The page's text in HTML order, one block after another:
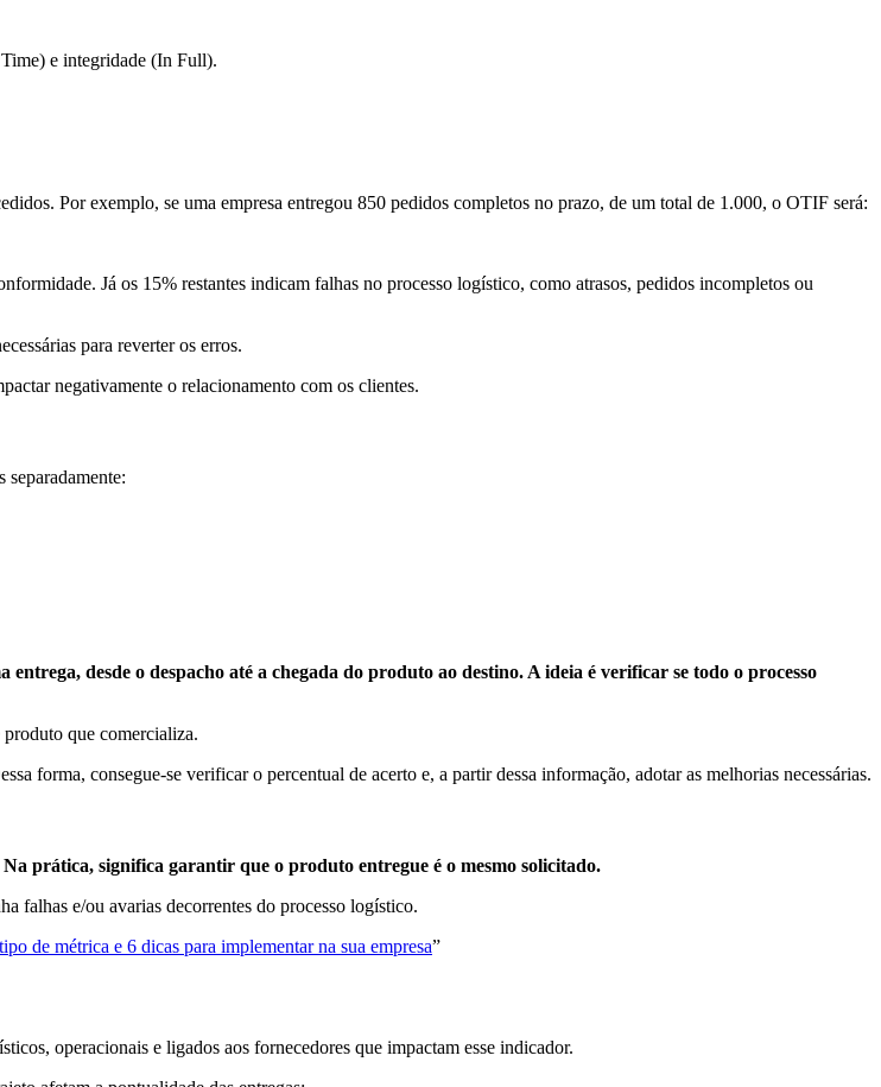
e integridade (In Full).
Por exemplo, se uma empresa entregou 850 pedidos completos no prazo, de um total de 1.000, o OTIF será:
Já os 15% restantes indicam falhas no processo logístico, como atrasos, pedidos incompletos ou
para reverter os erros.
negativamente o relacionamento com os clientes.
separadamente:
desde o despacho até a chegada do produto ao destino. A ideia é verificar se todo o processo
que comercializa.
forma, consegue-se verificar o percentual de acerto e, a partir dessa informação, adotar as melhorias necessárias.
prática, significa garantir que o produto entregue é o mesmo solicitado.
falhas e/ou avarias decorrentes do processo logístico.
de métrica e 6 dicas para implementar na sua empresa”
operacionais e ligados aos fornecedores que impactam esse indicador.